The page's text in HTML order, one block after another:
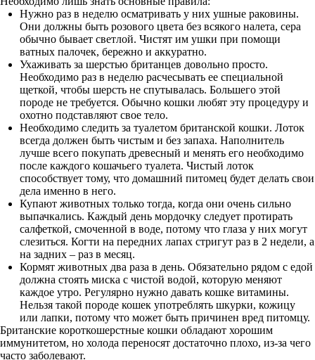
Нужно раз в неделю осматривать у них ушные раковины.
Они должны быть розового цвета без всякого налета, сера
обычно бывает светлой. Чистят им ушки при помощи
ватных палочек, бережно и аккуратно.
Ухаживать за шерстью британцев довольно просто.
Необходимо раз в неделю расчесывать ее специальной
щеткой, чтобы шерсть не спутывалась. Большего этой
породе не требуется. Обычно кошки любят эту процедуру и
охотно подставляют свое тело.
Необходимо следить за туалетом британской кошки. Лоток
всегда должен быть чистым и без запаха. Наполнитель
лучше всего покупать древесный и менять его необходимо
после каждого кошачьего туалета. Чистый лоток
способствует тому, что домашний питомец будет делать свои
дела именно в него.
Купают животных только тогда, когда они очень сильно
выпачкались. Каждый день мордочку следует протирать
салфеткой, смоченной в воде, потому что глаза у них могут
слезиться. Когти на передних лапах стригут раз в 2 недели, а
на задних – раз в месяц.
Кормят животных два раза в день. Обязательно рядом с едой
должна стоять миска с чистой водой, которую меняют
каждое утро. Регулярно нужно давать кошке витамины.
Нельзя такой породе кошек употреблять шкурки, кожицу
или лапки, потому что может быть причинен вред питомцу.
Британские короткошерстные кошки обладают хорошим
иммунитетом, но холода переносят достаточно плохо, из-за чего
часто заболевают.